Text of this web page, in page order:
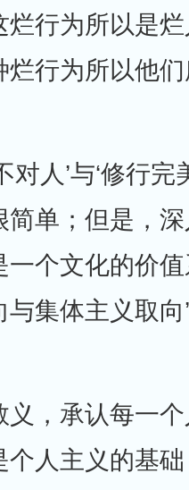
烂行为所以是
烂行为所以他
人’与‘修行完
简单；但是，
个文化的价值
集体主义取向
，承认每一个
个人主义的基